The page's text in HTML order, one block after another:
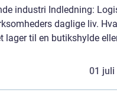
industri Indledning:
daglige liv.
lager til en butikshylde
01 juli